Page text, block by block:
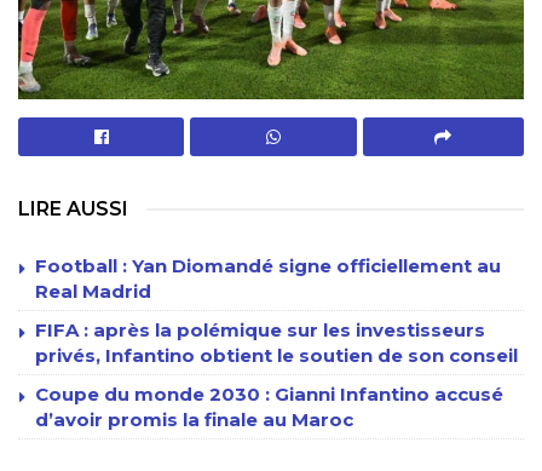
LIRE AUSSI
Football : Yan Diomandé signe officiellement au
Real Madrid
FIFA : après la polémique sur les investisseurs
privés, Infantino obtient le soutien de son conseil
Coupe du monde 2030 : Gianni Infantino accusé
d’avoir promis la finale au Maroc